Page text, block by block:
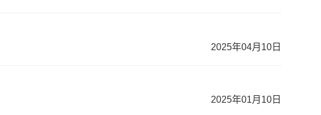
2025年04月10日
2025年01月10日